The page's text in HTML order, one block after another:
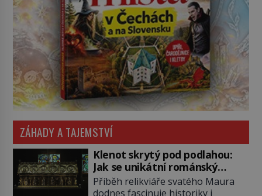
ZÁHADY A TAJEMSTVÍ
Klenot skrytý pod podlahou:
Jak se unikátní románský
poklad dostal do zapadlého
Bečova?
Příběh relikviáře svatého Maura
dodnes fascinuje historiky i